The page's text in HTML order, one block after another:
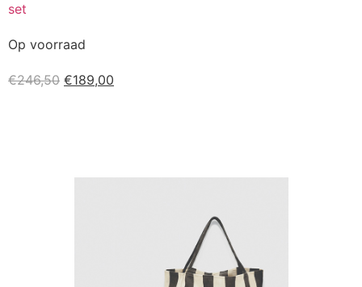
set
Op voorraad
€246,50 €189,00